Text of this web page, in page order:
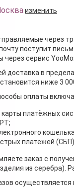
изменить
через
поступит
через сервис
доставка в
ниже 3
оплаты
платёжных
платежей
заказ с
из серебра).